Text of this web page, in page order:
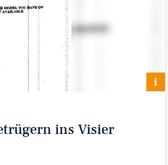
i
ins Visier